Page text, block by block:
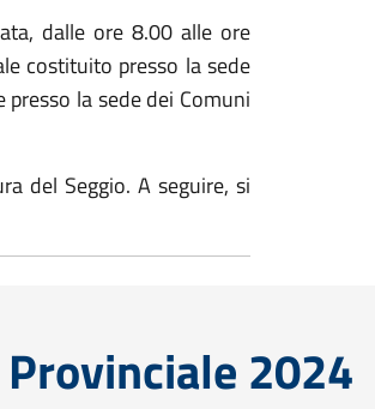
dalle ore 8.00 alle ore
costituito presso la sede
la sede dei Comuni
del Seggio. A seguire, si
2024